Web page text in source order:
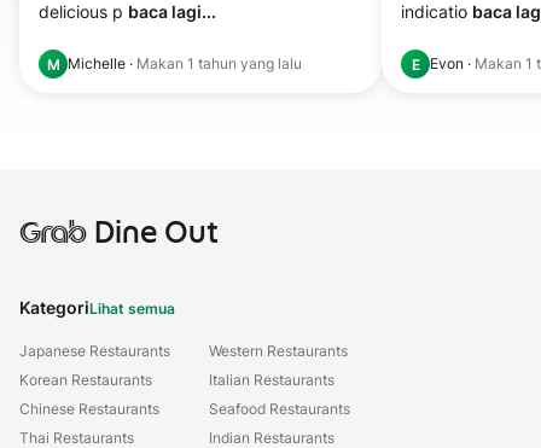
delicious p baca lagi...
M Michelle · Makan 1 tahun yang lalu
indicatio baca
E Evon · Makan 1
GrabDine Out
KategoriLihat semua
Japanese Restaurants
Korean Restaurants
Chinese Restaurants
Thai Restaurants
Western Restaurants
Italian Restaurants
Seafood Restaurants
Indian Restaurants